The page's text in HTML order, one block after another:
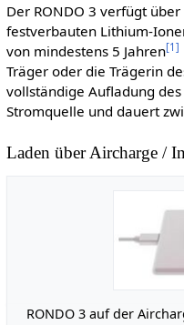
Der RONDO 3 verfügt
festverbauten Lithium-
von mindestens 5 Jahren[1 ]
Träger oder die Trägerin
vollständige Aufladung
Stromquelle und dauert
Laden über Aircharge /
RONDO 3 auf der